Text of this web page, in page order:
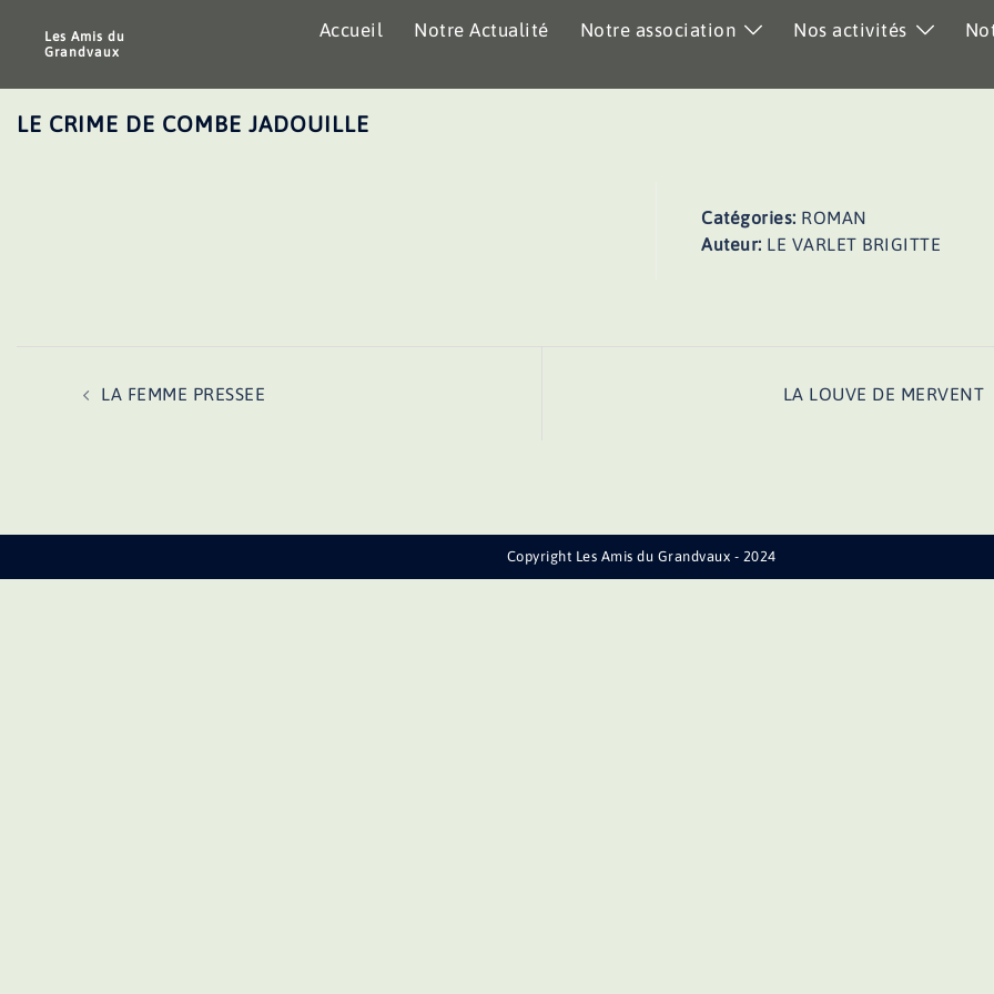
Les Amis du
Grandvaux
Accueil Notre Actualité Notre association Nos activités
LE CRIME DE COMBE JADOUILLE
Catégories: ROMAN
Auteur: LE VARLET BRIGITTE
LA FEMME PRESSEE LA LOUVE DE MERVENT
Copyright Les Amis du Grandvaux - 2024